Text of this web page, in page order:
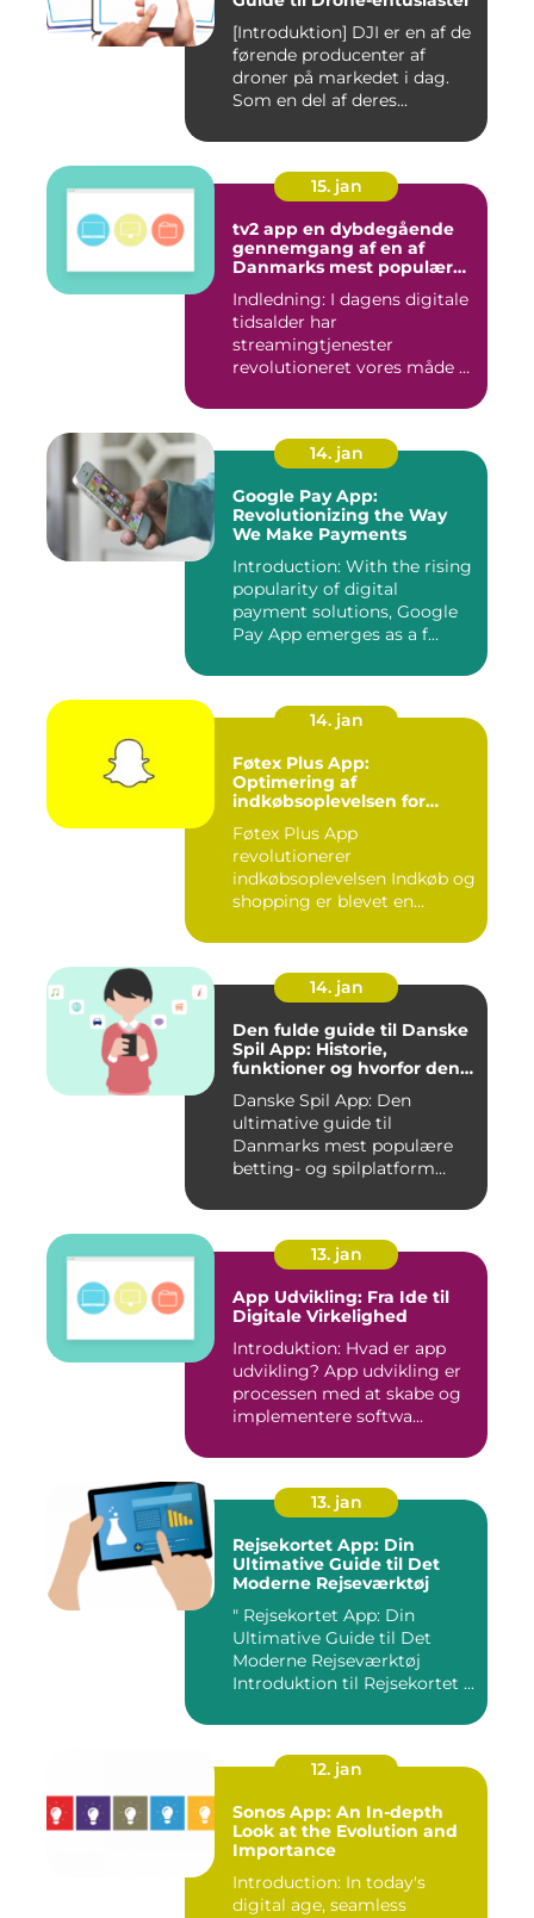
[Introduktion] DJI er en af de
førende producenter af
droner på markedet i dag.
Som en del af deres...
15. jan
tv2 app en dybdegående
gennemgang af en af
Danmarks mest populære
Indledning: I dagens digitale
tidsalder har
streamingtjenester
revolutioneret vores måde at
14. jan
Google Pay App:
Revolutionizing the Way
We Make Payments
Introduction: With the rising
popularity of digital
payment solutions, Google
Pay App emerges as a f...
14. jan
Føtex Plus App:
Optimering af
indkøbsoplevelsen for
Føtex Plus App
revolutionerer
indkøbsoplevelsen Indkøb og
shopping er blevet en
14. jan
Den fulde guide til Danske
Spil App: Historie,
funktioner og hvorfor den
Danske Spil App: Den
ultimative guide til
Danmarks mest populære
betting- og spilplatform
13. jan
App Udvikling: Fra Ide til
Digitale Virkelighed
Introduktion: Hvad er app
udvikling? App udvikling er
processen med at skabe og
implementere softwa...
13. jan
Rejsekortet App: Din
Ultimative Guide til Det
Moderne Rejseværktøj
" Rejsekortet App: Din
Ultimative Guide til Det
Moderne Rejseværktøj
Introduktion til Rejsekortet ...
12. jan
Sonos App: An In-depth
Look at the Evolution and
Importance
Introduction: In today's
digital age, seamless